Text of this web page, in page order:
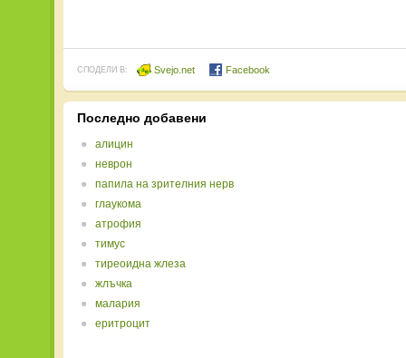
СПОДЕЛИ В: Svejo.net Facebook
Последно добавени
алицин
неврон
папила на зрителния нерв
глаукома
атрофия
тимус
тиреоидна жлеза
жлъчка
малария
еритроцит